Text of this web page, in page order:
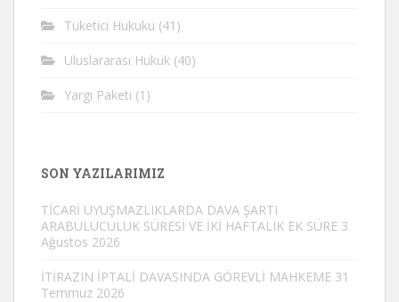
Tüketici Hukuku (41)
Uluslararası Hukuk (40)
Yargı Paketi (1)
SON YAZILARIMIZ
TİCARİ UYUŞMAZLIKLARDA DAVA ŞARTI
ARABULUCULUK SÜRESİ VE İKİ HAFTALIK EK SÜRE 3
Ağustos 2026
İTİRAZIN İPTALİ DAVASINDA GÖREVLİ MAHKEME 31
Temmuz 2026